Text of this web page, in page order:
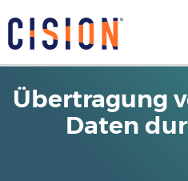
Übertragung
Daten